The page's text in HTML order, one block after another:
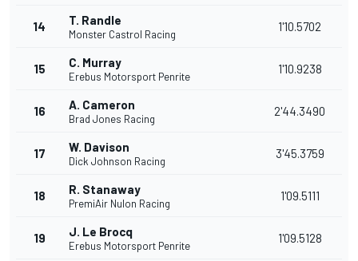
14 T. Randle
Monster Castrol Racing
1'10.5702
15 C. Murray
Erebus Motorsport Penrite
1'10.9238
16 A. Cameron
Brad Jones Racing
2'44.3490
17 W. Davison
Dick Johnson Racing
3'45.3759
18 R. Stanaway
PremiAir Nulon Racing
1'09.5111
19 J. Le Brocq
Erebus Motorsport Penrite
1'09.5128